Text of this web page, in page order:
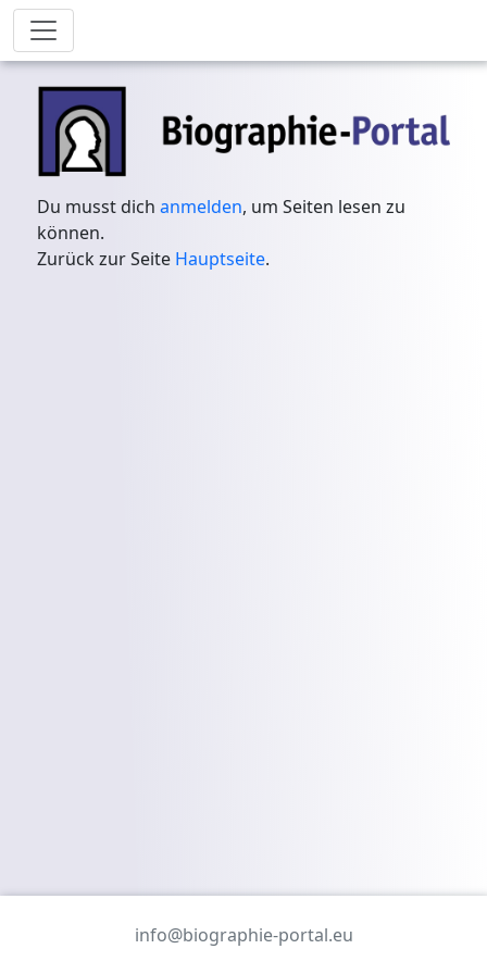
Du musst dichanmelden, um Seiten lesen zu
können.
Zurück zur Seite Hauptseite.
info@biographie-portal.eu